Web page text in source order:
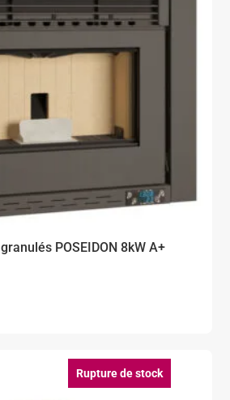
POSEIDON 8kW A+
Rupture de stock